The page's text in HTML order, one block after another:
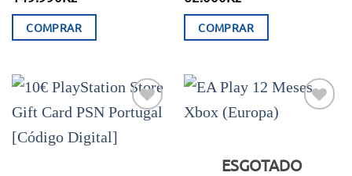
COMPRAR COMPRAR
Adicionar
aos meus
ESGOTADO